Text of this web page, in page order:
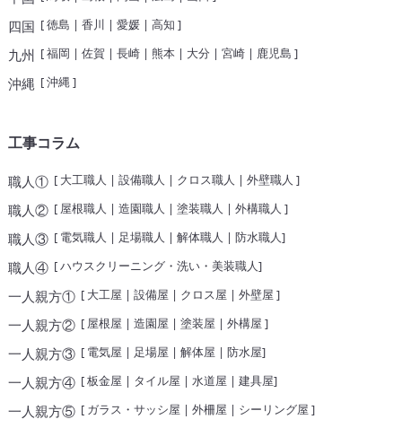
四国 [徳島 | 香川 | 愛媛| 高知 ]
九州 [福岡 | 佐賀 | 長崎| 熊本| 大分 | 宮崎| 鹿児島 ]
沖縄 [沖縄]
工事コラム
職人①[ 大工職人 | 設備職人 | クロス職人 | 外壁職人 ]
職人②[ 屋根職人 | 造園職人 | 塗装職人 | 外構職人 ]
職人③[ 電気職人 | 足場職人 | 解体職人 | 防水職人]
職人④[ハウスクリーニング・洗い・美装職人]
一人親方①[ 大工屋 | 設備屋 | クロス屋 | 外壁屋 ]
一人親方②[ 屋根屋 | 造園屋 | 塗装屋 | 外構屋 ]
一人親方③[ 電気屋 | 足場屋 | 解体屋 | 防水屋]
一人親方④[板金屋 | タイル屋 | 水道屋 | 建具屋]
一人親方⑤[ ガラス・サッシ屋 | 外柵屋 | シーリング屋 ]